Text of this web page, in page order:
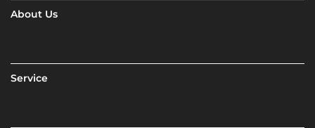
About Us
Service